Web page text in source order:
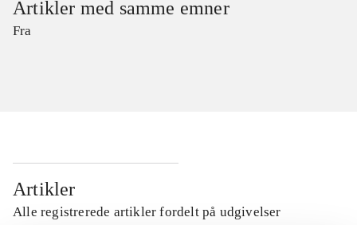
Artikler med samme emner
Fra
Artikler
Alle registrerede artikler fordelt på udgivelser